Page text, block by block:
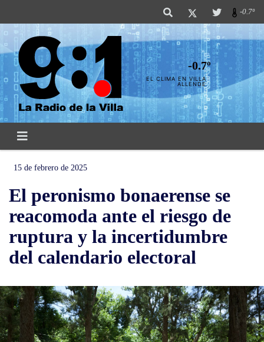
-0.7º
-0.7º
EL CLIMA EN VILLA
ALLENDE
15 de febrero de 2025
El peronismo bonaerense se
reacomoda ante el riesgo de
ruptura y la incertidumbre
del calendario electoral